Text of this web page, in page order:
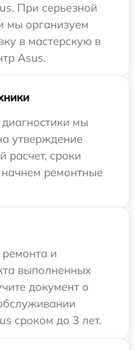
При серьезной
мы организуем
в мастерскую в
Asus.
мы
утверждение
расчет, сроки
ремонтные
и
выполненных
документ о
сроком до 3 лет.